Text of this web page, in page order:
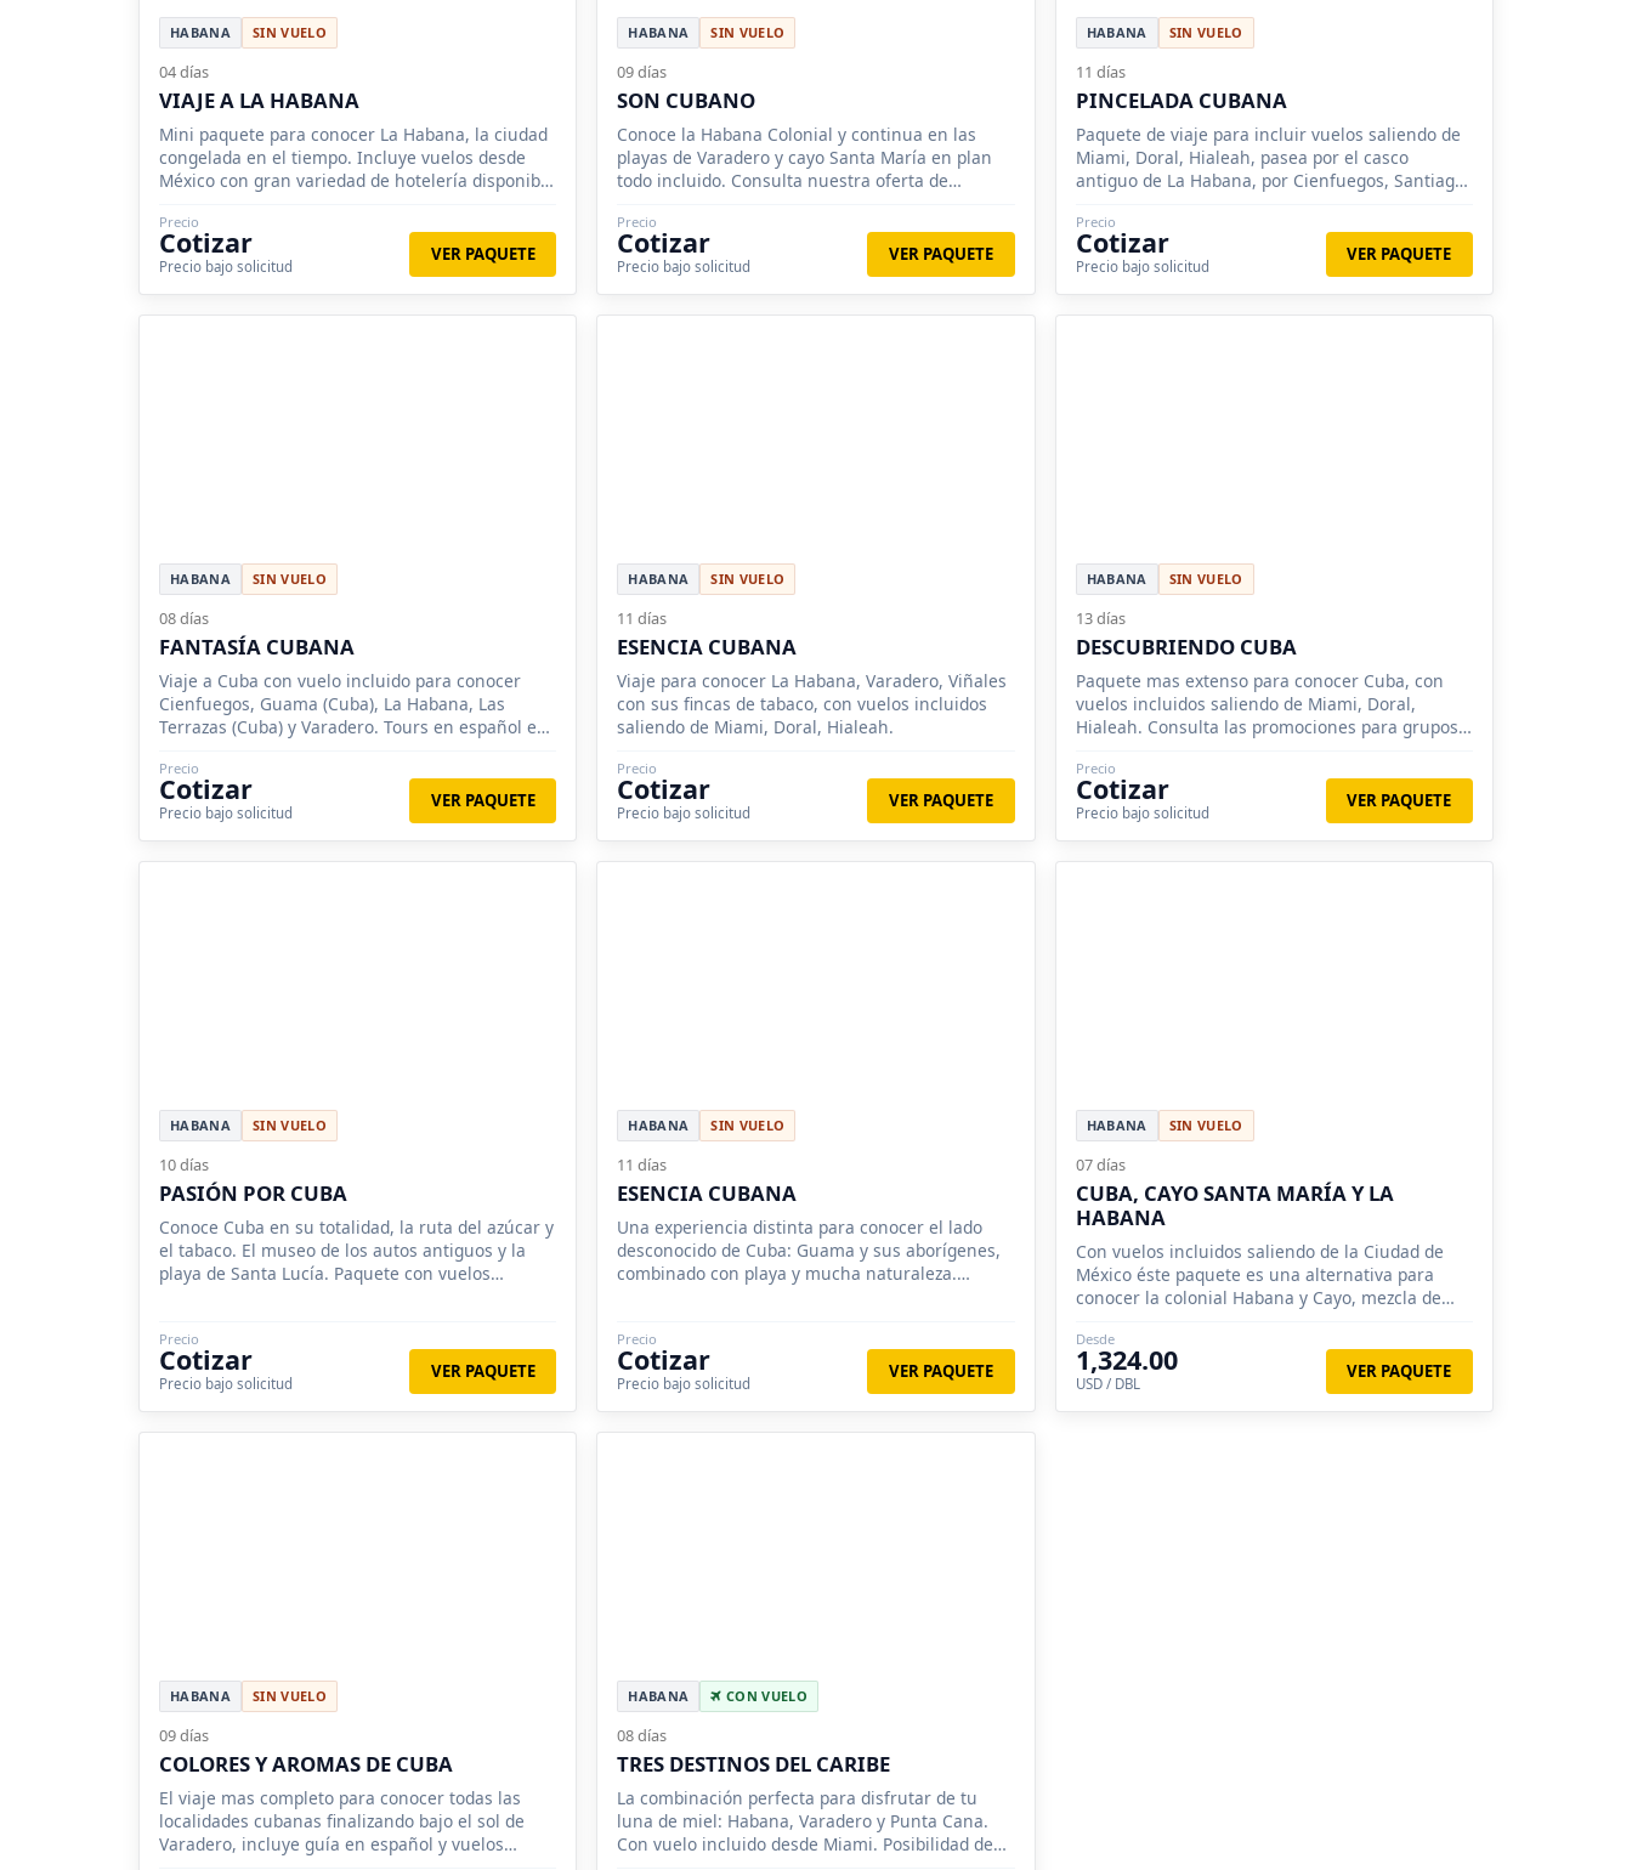
HABANA SIN VUELO
04 días
VIAJE A LA HABANA
Mini paquete para conocer La Habana, la ciudad
congelada en el tiempo. Incluye vuelos desde
México con gran variedad de hotelería disponible
Precio
Cotizar
Precio bajo solicitud
VER PAQUETE
HABANA SIN VUELO
09 días
SON CUBANO
Conoce la Habana Colonial y continua en las
playas de Varadero y cayo Santa María en plan
todo incluido. Consulta nuestra oferta de
Precio
Cotizar
Precio bajo solicitud
VER PAQUETE
HABANA SIN VUELO
11 días
PINCELADA CUBANA
Paquete de viaje para incluir vuelos saliendo de
Miami, Doral, Hialeah, pasea por el casco
antiguo de La Habana, por Cienfuegos, Santiago,
Precio
Cotizar
Precio bajo solicitud
VER PAQUETE
HABANA SIN VUELO
08 días
FANTASÍA CUBANA
Viaje a Cuba con vuelo incluido para conocer
Cienfuegos, Guama (Cuba), La Habana, Las
Terrazas (Cuba) y Varadero. Tours en español en
Precio
Cotizar
Precio bajo solicitud
VER PAQUETE
HABANA SIN VUELO
11 días
ESENCIA CUBANA
Viaje para conocer La Habana, Varadero, Viñales
con sus fincas de tabaco, con vuelos incluidos
saliendo de Miami, Doral, Hialeah.
Precio
Cotizar
Precio bajo solicitud
VER PAQUETE
HABANA SIN VUELO
13 días
DESCUBRIENDO CUBA
Paquete mas extenso para conocer Cuba, con
vuelos incluidos saliendo de Miami, Doral,
Hialeah. Consulta las promociones para grupos y
Precio
Cotizar
Precio bajo solicitud
VER PAQUETE
HABANA SIN VUELO
10 días
PASIÓN POR CUBA
Conoce Cuba en su totalidad, la ruta del azúcar y
el tabaco. El museo de los autos antiguos y la
playa de Santa Lucía. Paquete con vuelos
Precio
Cotizar
Precio bajo solicitud
VER PAQUETE
HABANA SIN VUELO
11 días
ESENCIA CUBANA
Una experiencia distinta para conocer el lado
desconocido de Cuba: Guama y sus aborígenes,
combinado con playa y mucha naturaleza.
Precio
Cotizar
Precio bajo solicitud
VER PAQUETE
HABANA SIN VUELO
07 días
CUBA, CAYO SANTA MARÍA Y LA
HABANA
Con vuelos incluidos saliendo de la Ciudad de
México éste paquete es una alternativa para
conocer la colonial Habana y Cayo, mezcla de
Desde
1,324.00
USD / DBL
VER PAQUETE
HABANA SIN VUELO
09 días
COLORES Y AROMAS DE CUBA
El viaje mas completo para conocer todas las
localidades cubanas finalizando bajo el sol de
Varadero, incluye guía en español y vuelos
HABANA CON VUELO
08 días
TRES DESTINOS DEL CARIBE
La combinación perfecta para disfrutar de tu
luna de miel: Habana, Varadero y Punta Cana.
Con vuelo incluido desde Miami. Posibilidad de